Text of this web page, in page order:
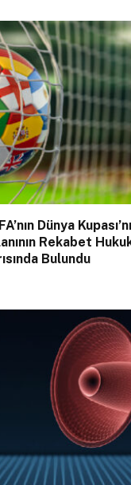
Dünya Kupası’nı
Rekabet
Bulundu